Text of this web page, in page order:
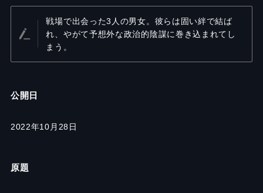
戦場で出会った3人の男女。彼らは固い絆で結ば
れ、やがて予想外な政治的陰謀に巻き込まれてし
まう。
公開日
2022年10月28日
原題